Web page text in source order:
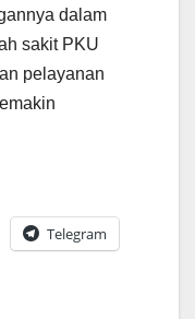
dalam
sakit PKU
pelayanan
Telegram